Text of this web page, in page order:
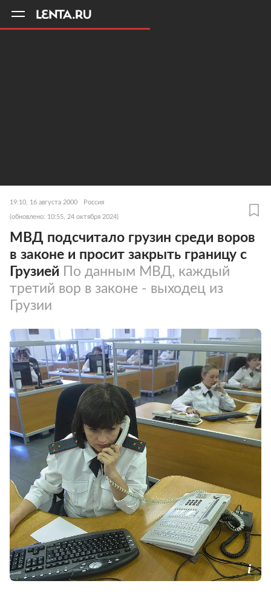
19:10, 16 августа 2000 Россия
(обновлено: 10:55, 24 октября 2024)
МВД подсчитало грузин среди воров
в законе и просит закрыть границу с
Грузией По данным МВД, каждый
третий вор в законе - выходец из
Грузии